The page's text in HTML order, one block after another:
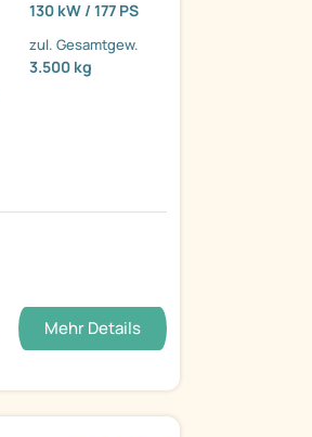
130 kW / 177 PS
zul. Gesamtgew.
3.500 kg
Mehr Details